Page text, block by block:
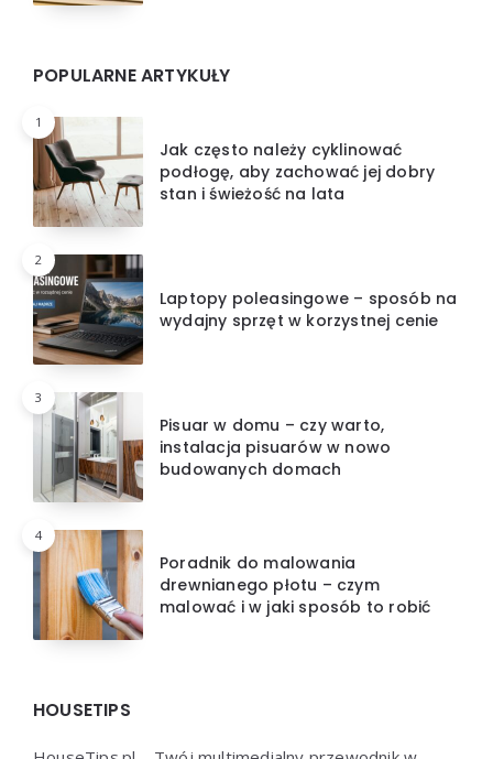
POPULARNE ARTYKUŁY
1
Jak często należy cyklinować
podłogę, aby zachować jej dobry
stan i świeżość na lata
2
Laptopy poleasingowe – sposób na
wydajny sprzęt w korzystnej cenie
3
Pisuar w domu – czy warto,
instalacja pisuarów w nowo
budowanych domach
4
Poradnik do malowania
drewnianego płotu – czym
malować i w jaki sposób to robić
HOUSETIPS